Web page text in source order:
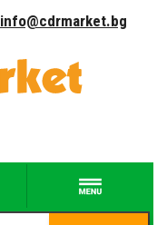
info@cdrmarket.bg